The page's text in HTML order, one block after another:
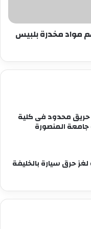
مواد مخدرة بلبيس
حريق محدود فى كلية
جامعة المنصورة
حرق سيارة بالخليفة